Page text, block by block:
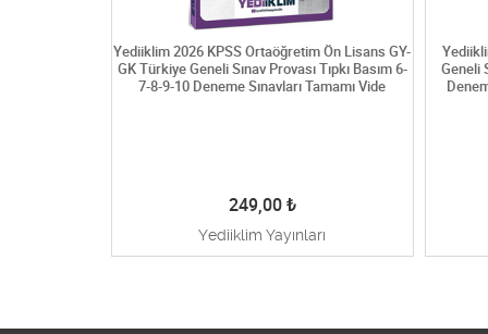
Yediiklim 2026 KPSS Ortaöğretim Ön Lisans GY-
GK Türkiye Geneli Sınav Provası Tıpkı Basım 6-
7-8-9-10 Deneme Sınavları Tamamı Vide
249,00₺
Yediiklim Yayınları
Geneli